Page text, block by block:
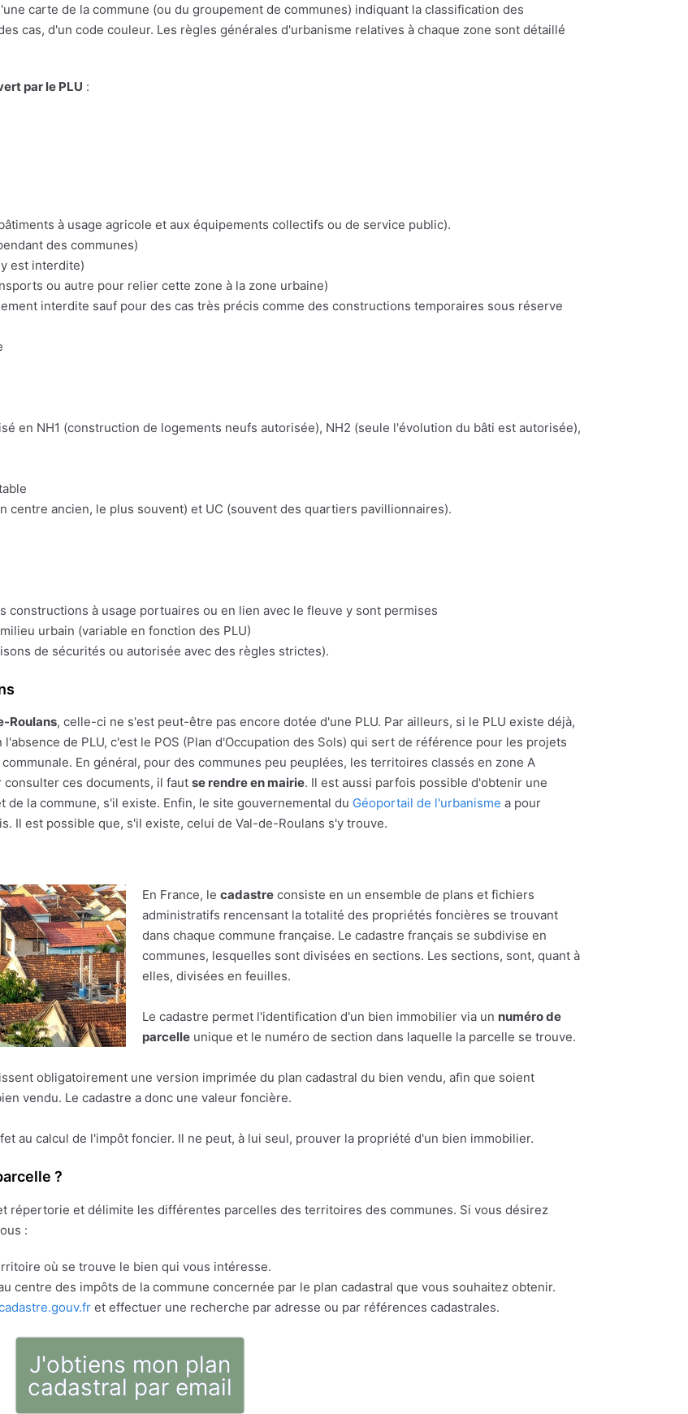
carte de la commune (ou du groupement de communes) indiquant la classification des
cas, d'un code couleur. Les règles générales d'urbanisme relatives à chaque zone sont détaillé
par le PLU :
à usage agricole et aux équipements collectifs ou de service public).
des communes)
est interdite)
ou autre pour relier cette zone à la zone urbaine)
interdite sauf pour des cas très précis comme des constructions temporaires sous réserve
en NH1 (construction de logements neufs autorisée), NH2 (seule l'évolution du bâti est autorisée),
centre ancien, le plus souvent) et UC (souvent des quartiers pavillionnaires).
constructions à usage portuaires ou en lien avec le fleuve y sont permises
urbain (variable en fonction des PLU)
de sécurités ou autorisée avec des règles strictes).
Roulans, celle-ci ne s'est peut-être pas encore dotée d'une PLU. Par ailleurs, si le PLU existe déjà,
de PLU, c'est le POS (Plan d'Occupation des Sols) qui sert de référence pour les projets
En général, pour des communes peu peuplées, les territoires classés en zone A
ces documents, il faut se rendre en mairie. Il est aussi parfois possible d'obtenir une
la commune, s'il existe. Enfin, le site gouvernemental du Géoportail de l'urbanisme a pour
Il est possible que, s'il existe, celui de Val-de-Roulans s'y trouve.
En France, le cadastre consiste en un ensemble de plans et fichiers
administratifs rencensant la totalité des propriétés foncières se trouvant
dans chaque commune française. Le cadastre français se subdivise en
communes, lesquelles sont divisées en sections. Les sections, sont, quant à
elles, divisées en feuilles.
Le cadastre permet l'identification d'un bien immobilier via un numéro de
parcelle unique et le numéro de section dans laquelle la parcelle se trouve.
obligatoirement une version imprimée du plan cadastral du bien vendu, afin que soient
vendu. Le cadastre a donc une valeur foncière.
au calcul de l'impôt foncier. Il ne peut, à lui seul, prouver la propriété d'un bien immobilier.
?
répertorie et délimite les différentes parcelles des territoires des communes. Si vous désirez
:
où se trouve le bien qui vous intéresse.
centre des impôts de la commune concernée par le plan cadastral que vous souhaitez obtenir.
et effectuer une recherche par adresse ou par références cadastrales.
J'obtiens mon plan
cadastral par email